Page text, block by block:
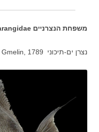
משפחת הנצרניים Carangidae
נצרן ים-תיכוני Gmelin, 1789